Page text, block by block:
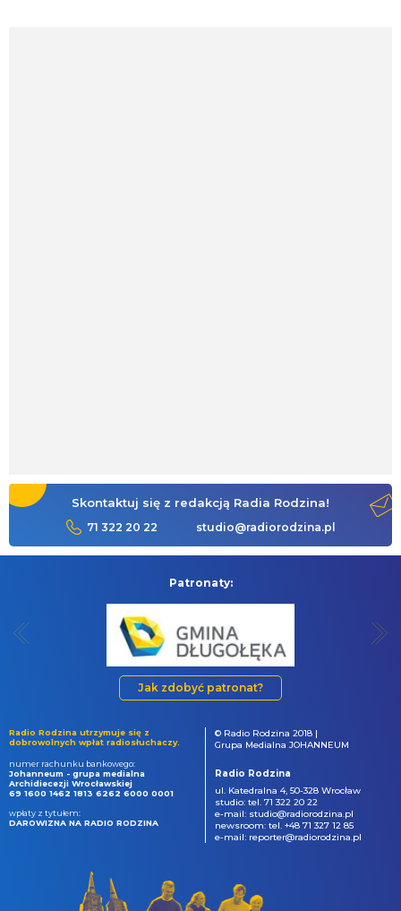
Skontaktuj się z redakcją Radia Rodzina!
71 322 20 22 studio@radiorodzina.pl
Patronaty:
Jak zdobyć patronat?
Radio Rodzina utrzymuje się z
dobrowolnych wpłat radiosłuchaczy.
numer rachunku bankowego:
Johanneum - grupa medialna
Archidiecezji Wrocławskiej
69 1600 1462 1813 6262 6000 0001
wpłaty z tytułem:
DAROWIZNA NA RADIO RODZINA
© Radio Rodzina 2018 |
Grupa Medialna JOHANNEUM
Radio Rodzina
ul. Katedralna 4, 50-328 Wrocław
studio: tel. 71 322 20 22
e-mail: studio@radiorodzina.pl
newsroom: tel. +48 71 327 12 85
e-mail: reporter@radiorodzina.pl